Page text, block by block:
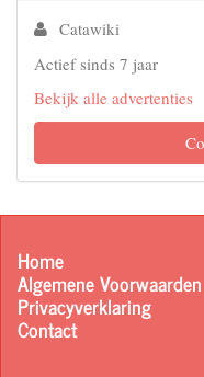
Catawiki
Actief sinds 7 jaar
Bekijk alle advertenties
Home
Algemene Voorwaarden
Privacyverklaring
Contact